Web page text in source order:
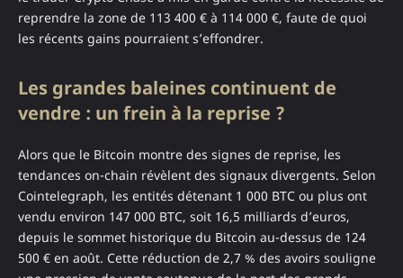
reprendre la zone de 113 400 € à 114 000 €, faute de quoi
les récents gains pourraient s’effondrer.
Les grandes baleines continuent de
vendre : un frein à la reprise ?
Alors que le Bitcoin montre des signes de reprise, les
tendances on-chain révèlent des signaux divergents. Selon
Cointelegraph, les entités détenant 1 000 BTC ou plus ont
vendu environ 147 000 BTC, soit 16,5 milliards d’euros,
depuis le sommet historique du Bitcoin au-dessus de 124
500 € en août. Cette réduction de 2,7 % des avoirs souligne